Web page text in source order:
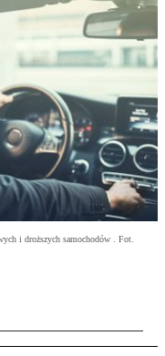
i droższych samochodów . Fot.